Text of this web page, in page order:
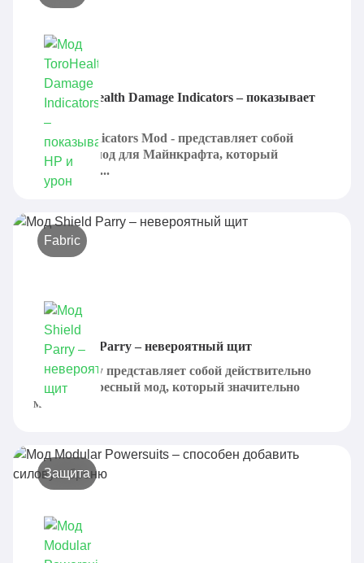
Мод ToroHealth Damage Indicators – показывает
Damage Indicators Mod - представляет собой
полезный мод для Майнкрафта, который
отвечает за...
Fabric
Мод Shield Parry – невероятный щит
Shield Parry представляет собой действительно
очень интересный мод, который значительно
может...
Защита